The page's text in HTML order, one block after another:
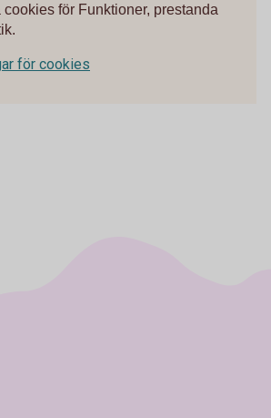
för Funktioner, prestanda
för cookies